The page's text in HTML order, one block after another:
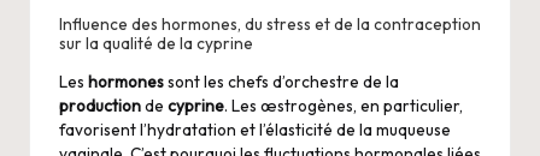
Influence des hormones, du stress et de la contraception
sur la qualité de la cyprine
Les hormonessont les chefs d’orchestre de la
productionde cyprine. Les œstrogènes, en particulier,
favorisent l’hydratation et l’élasticité de la muqueuse